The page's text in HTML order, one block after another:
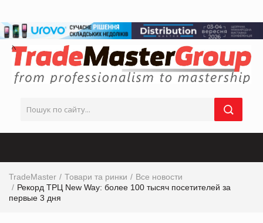
TradeMaster Товари та ринки
Все новости
Рекорд ТРЦ New Way: более 100 тысяч посетителей за
первые 3 дня